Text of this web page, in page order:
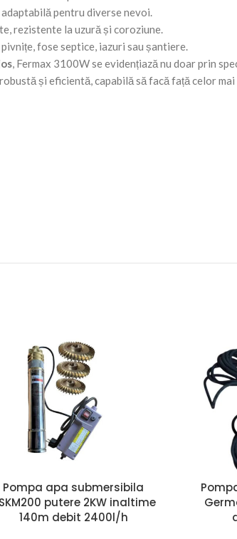
pentru diverse nevoi.
rezistente la uzură și coroziune.
fose septice, iazuri sau șantiere.
, Fermax 3100W se evidențiază nu doar prin
și eficientă, capabilă să facă față celor
Pompa apa submersibila
putere 2KW inaltime
140m debit 2400l/h